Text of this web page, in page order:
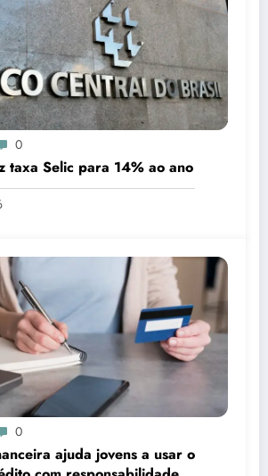
0
taxa Selic para 14% ao ano
0
ajuda jovens a usar o